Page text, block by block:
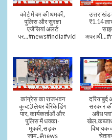
कोर्ट में बम की धमकी,
पुलिस और सुरक्षा
एजेंसियां अलर्ट
पर...#news#india#video#viral
उत्तराखंड
₹1.14
कांग्रेस का राजभवन
कूच:3 लेयर बैरिकेडिंग
पार, कार्यकर्ताओं और
पुलिस में धक्का-
मुक्की,सड़क
जाम..#news
सरकार
अवैध
विधायक